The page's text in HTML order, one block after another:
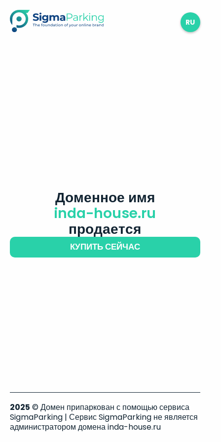
RU
Доменное имя
inda-house.ru
продается
КУПИТЬ СЕЙЧАС
2025 © Домен припаркован с помощью сервиса
SigmaParking | Сервис SigmaParking не является
администратором домена inda-house.ru